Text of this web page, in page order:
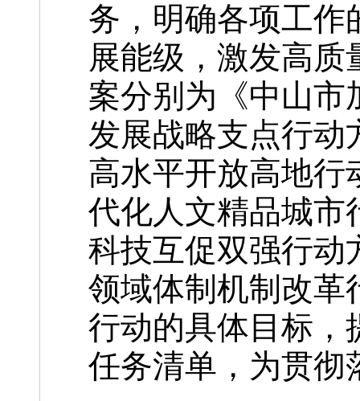
务，明确各项工作
展能级，激发高质
案分别为《中山市
发展战略支点行动
高水平开放高地行
代化人文精品城市
科技互促双强行动
领域体制机制改革
行动的具体目标，
任务清单，为贯彻